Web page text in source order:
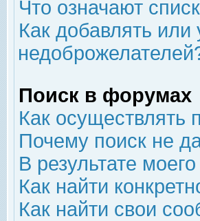
Что означают
Как добавлять или
Поиск в форумах
Как осуществлять
Почему поиск не
В результате
Как найти
Как найти свои